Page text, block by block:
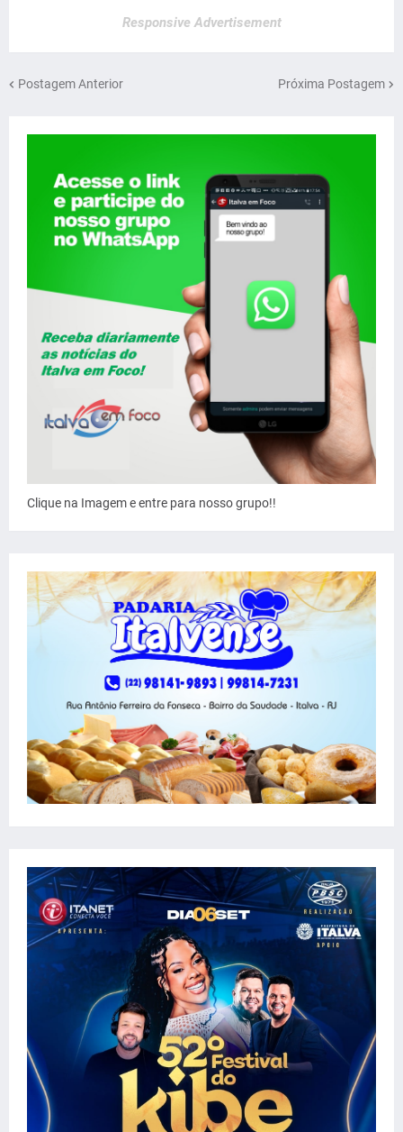
Responsive Advertisement
Postagem Anterior Próxima Postagem
Clique na Imagem e entre para nosso grupo!!